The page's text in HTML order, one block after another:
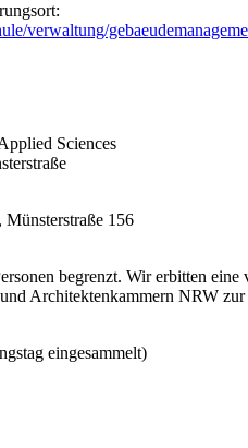
verwaltung/
Sciences
156
begrenzt. Wir erbitten
Architektenkammern NRW
eingesammelt)